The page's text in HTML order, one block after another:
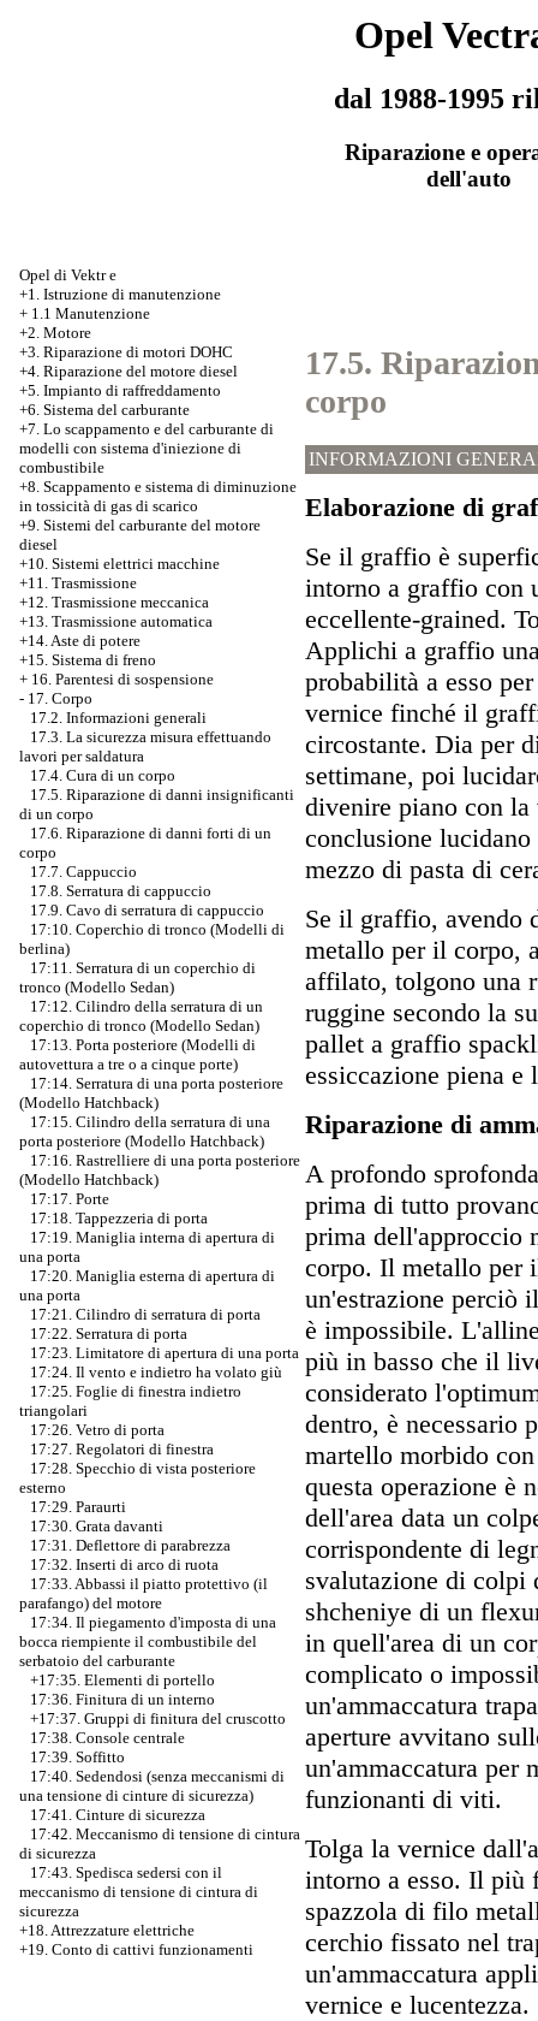
Opel
dal 1988-1995
Riparazione e
dell'auto
Opel di Vektr e
+1. Istruzione di manutenzione
+ 1.1 Manutenzione
+2. Motore
+3. Riparazione di motori DOHC
+4. Riparazione del motore diesel
+5. Impianto di raffreddamento
+6. Sistema del carburante
+7. Lo scappamento e del carburante di
modelli con sistema d'iniezione di
combustibile
+8. Scappamento e sistema di diminuzione
in tossicità di gas di scarico
+9. Sistemi del carburante del motore
diesel
+10. Sistemi elettrici macchine
+11. Trasmissione
+12. Trasmissione meccanica
+13. Trasmissione automatica
+14. Aste di potere
+15. Sistema di freno
+ 16. Parentesi di sospensione
- 17. Corpo
17.2. Informazioni generali
17.3. La sicurezza misura effettuando
lavori per saldatura
17.4. Cura di un corpo
17.5. Riparazione di danni insignificanti
di un corpo
17.6. Riparazione di danni forti di un
corpo
17.7. Cappuccio
17.8. Serratura di cappuccio
17.9. Cavo di serratura di cappuccio
17:10. Coperchio di tronco (Modelli di
berlina)
17:11. Serratura di un coperchio di
tronco (Modello Sedan)
17:12. Cilindro della serratura di un
coperchio di tronco (Modello Sedan)
17:13. Porta posteriore (Modelli di
autovettura a tre o a cinque porte)
17:14. Serratura di una porta posteriore
(Modello Hatchback)
17:15. Cilindro della serratura di una
porta posteriore (Modello Hatchback)
17:16. Rastrelliere di una porta posteriore
(Modello Hatchback)
17:17. Porte
17:18. Tappezzeria di porta
17:19. Maniglia interna di apertura di
una porta
17:20. Maniglia esterna di apertura di
una porta
17:21. Cilindro di serratura di porta
17:22. Serratura di porta
17:23. Limitatore di apertura di una porta
17:24. Il vento e indietro ha volato giù
17:25. Foglie di finestra indietro
triangolari
17:26. Vetro di porta
17:27. Regolatori di finestra
17:28. Specchio di vista posteriore
esterno
17:29. Paraurti
17:30. Grata davanti
17:31. Deflettore di parabrezza
17:32. Inserti di arco di ruota
17:33. Abbassi il piatto protettivo (il
parafango) del motore
17:34. Il piegamento d'imposta di una
bocca riempiente il combustibile del
serbatoio del carburante
+17:35. Elementi di portello
17:36. Finitura di un interno
+17:37. Gruppi di finitura del cruscotto
17:38. Console centrale
17:39. Soffitto
17:40. Sedendosi (senza meccanismi di
una tensione di cinture di sicurezza)
17:41. Cinture di sicurezza
17:42. Meccanismo di tensione di cintura
di sicurezza
17:43. Spedisca sedersi con il
meccanismo di tensione di cintura di
sicurezza
+18. Attrezzature elettriche
+19. Conto di cattivi funzionamenti
17.5.
corpo
INFORMAZIONI
Elaborazione di
Se il graffio è
intorno a graffio con
eccellente-grained.
Applichi a graffio
probabilità a esso
vernice finché il
circostante. Dia per
settimane, poi
divenire piano con
conclusione
mezzo di pasta di
Se il graffio, avendo
metallo per il corpo,
affilato, tolgono una
ruggine secondo la
pallet a graffio
essiccazione piena e
Riparazione di
A profondo
prima di tutto
prima dell'approccio
corpo. Il metallo per
un'estrazione perciò
è impossibile.
più in basso che il
considerato
dentro, è necessario
martello morbido
questa operazione è
dell'area data un
corrispondente di
svalutazione di colpi
shcheniye di un
in quell'area di un
complicato o
un'ammaccatura
aperture avvitano
un'ammaccatura per
funzionanti di viti.
Tolga la vernice
intorno a esso. Il più
spazzola di filo
cerchio fissato nel
un'ammaccatura
vernice e lucentezza.